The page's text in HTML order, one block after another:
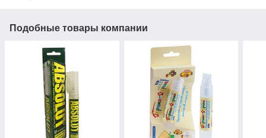
Подобные товары компании